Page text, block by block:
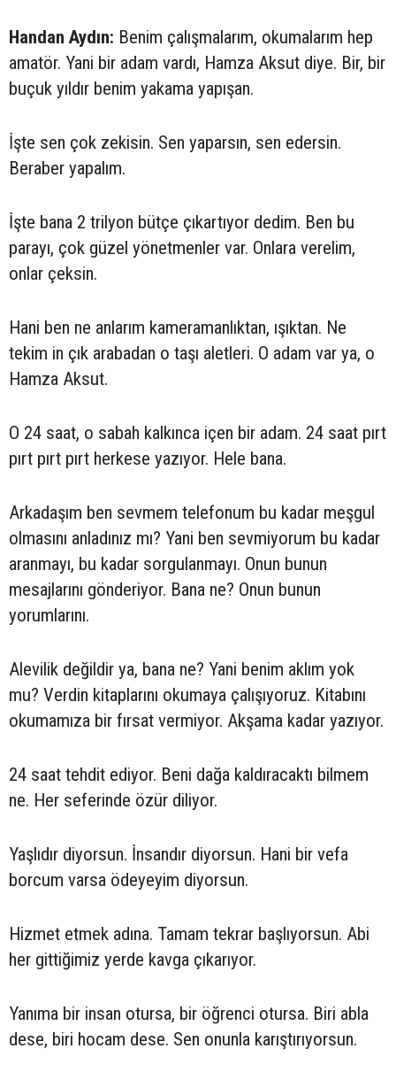
Handan Aydın: Benim çalışmalarım, okumalarım hep
amatör. Yani bir adam vardı, Hamza Aksut diye. Bir, bir
buçuk yıldır benim yakama yapışan.
İşte sen çok zekisin. Sen yaparsın, sen edersin.
Beraber yapalım.
İşte bana 2 trilyon bütçe çıkartıyor dedim. Ben bu
parayı, çok güzel yönetmenler var. Onlara verelim,
onlar çeksin.
Hani ben ne anlarım kameramanlıktan, ışıktan. Ne
tekim in çık arabadan o taşı aletleri. O adam var ya, o
Hamza Aksut.
O 24 saat, o sabah kalkınca içen bir adam. 24 saat pırt
pırt pırt pırt herkese yazıyor. Hele bana.
Arkadaşım ben sevmem telefonum bu kadar meşgul
olmasını anladınız mı? Yani ben sevmiyorum bu kadar
aranmayı, bu kadar sorgulanmayı. Onun bunun
mesajlarını gönderiyor. Bana ne? Onun bunun
yorumlarını.
Alevilik değildir ya, bana ne? Yani benim aklım yok
mu? Verdin kitaplarını okumaya çalışıyoruz. Kitabını
okumamıza bir fırsat vermiyor. Akşama kadar yazıyor.
24 saat tehdit ediyor. Beni dağa kaldıracaktı bilmem
ne. Her seferinde özür diliyor.
Yaşlıdır diyorsun. İnsandır diyorsun. Hani bir vefa
borcum varsa ödeyeyim diyorsun.
Hizmet etmek adına. Tamam tekrar başlıyorsun. Abi
her gittiğimiz yerde kavga çıkarıyor.
Yanıma bir insan otursa, bir öğrenci otursa. Biri abla
dese, biri hocam dese. Sen onunla karıştırıyorsun.